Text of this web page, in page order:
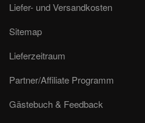
Liefer- und Versandkosten
Sitemap
Lieferzeitraum
Partner/Affiliate Programm
Gästebuch & Feedback